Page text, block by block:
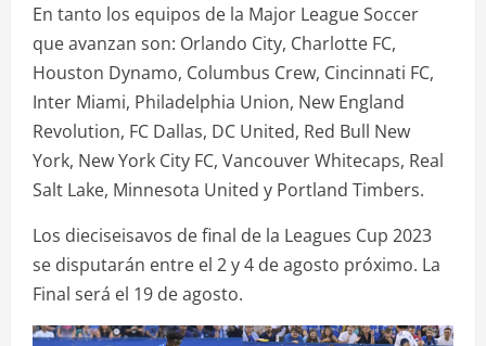
En tanto los equipos de la Major League Soccer
que avanzan son: Orlando City, Charlotte FC,
Houston Dynamo, Columbus Crew, Cincinnati FC,
Inter Miami, Philadelphia Union, New England
Revolution, FC Dallas, DC United, Red Bull New
York, New York City FC, Vancouver Whitecaps, Real
Salt Lake, Minnesota United y Portland Timbers.
Los dieciseisavos de final de la Leagues Cup 2023
se disputarán entre el 2 y 4 de agosto próximo. La
Final será el 19 de agosto.